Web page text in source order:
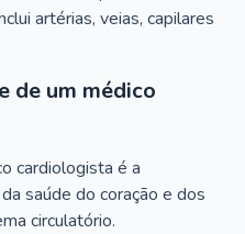
artérias, veias, capilares
de um médico
cardiologista é a
saúde do coração e dos
circulatório.